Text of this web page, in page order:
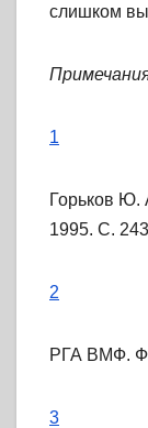
слишком
1
Горьков Ю.
1995. С.
2
РГА ВМФ.
3